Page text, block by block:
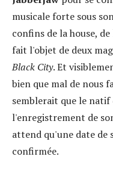
musicale forte sous
confins de la house,
fait l'objet de deux
Black City. Et
bien que mal de nous
semblerait que le
l'enregistrement de
attend qu'une date
confirmée.